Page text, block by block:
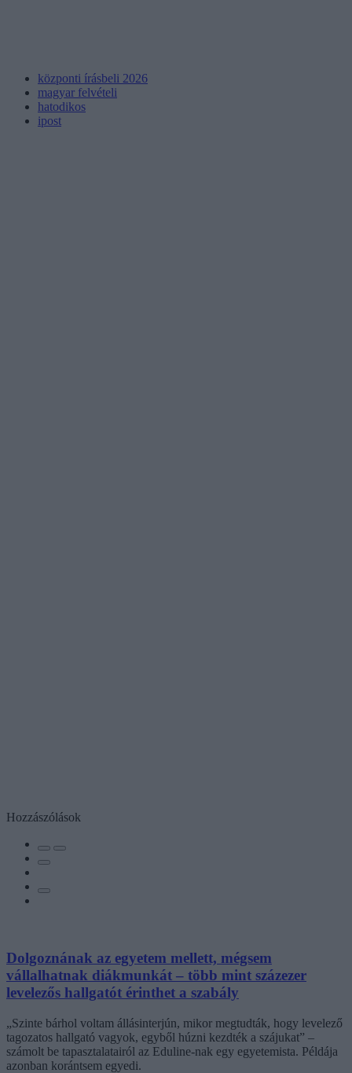
központi írásbeli 2026
magyar felvételi
hatodikos
ipost
Hozzászólások
Dolgoznának az egyetem mellett, mégsem
vállalhatnak diákmunkát – több mint százezer
levelezős hallgatót érinthet a szabály
„Szinte bárhol voltam állásinterjún, mikor megtudták, hogy levelező
tagozatos hallgató vagyok, egyből húzni kezdték a szájukat” –
számolt be tapasztalatairól az Eduline-nak egy egyetemista. Példája
azonban korántsem egyedi.